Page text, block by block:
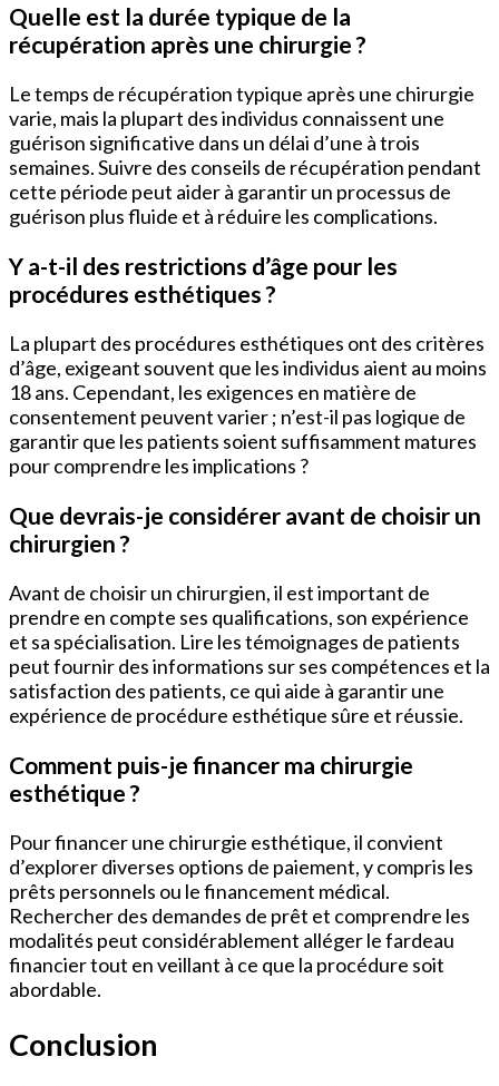
Quelle est la durée typique de la
récupération après une chirurgie ?
Le temps de récupération typique après une chirurgie
varie, mais la plupart des individus connaissent une
guérison significative dans un délai d’une à trois
semaines. Suivre des conseils de récupération pendant
cette période peut aider à garantir un processus de
guérison plus fluide et à réduire les complications.
Y a-t-il des restrictions d’âge pour les
procédures esthétiques ?
La plupart des procédures esthétiques ont des critères
d’âge, exigeant souvent que les individus aient au moins
18 ans. Cependant, les exigences en matière de
consentement peuvent varier ; n’est-il pas logique de
garantir que les patients soient suffisamment matures
pour comprendre les implications ?
Que devrais-je considérer avant de choisir un
chirurgien ?
Avant de choisir un chirurgien, il est important de
prendre en compte ses qualifications, son expérience
et sa spécialisation. Lire les témoignages de patients
peut fournir des informations sur ses compétences et la
satisfaction des patients, ce qui aide à garantir une
expérience de procédure esthétique sûre et réussie.
Comment puis-je financer ma chirurgie
esthétique ?
Pour financer une chirurgie esthétique, il convient
d’explorer diverses options de paiement, y compris les
prêts personnels ou le financement médical.
Rechercher des demandes de prêt et comprendre les
modalités peut considérablement alléger le fardeau
financier tout en veillant à ce que la procédure soit
abordable.
Conclusion